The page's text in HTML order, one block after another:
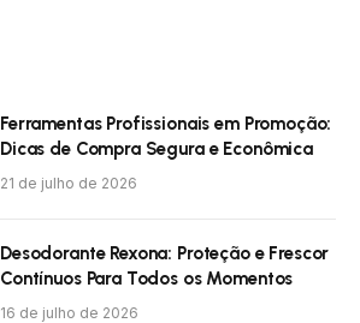
Ferramentas Profissionais em Promoção:
Dicas de Compra Segura e Econômica
21 de julho de 2026
Desodorante Rexona: Proteção e Frescor
Contínuos Para Todos os Momentos
16 de julho de 2026